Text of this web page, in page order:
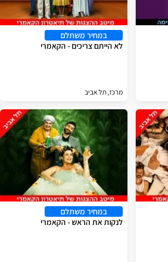
במחיר משתלם
לא הייתם צריכים - הקאמרי
מרכז, תל אביב
במחיר משתלם
לנקות את הראש - הקאמרי